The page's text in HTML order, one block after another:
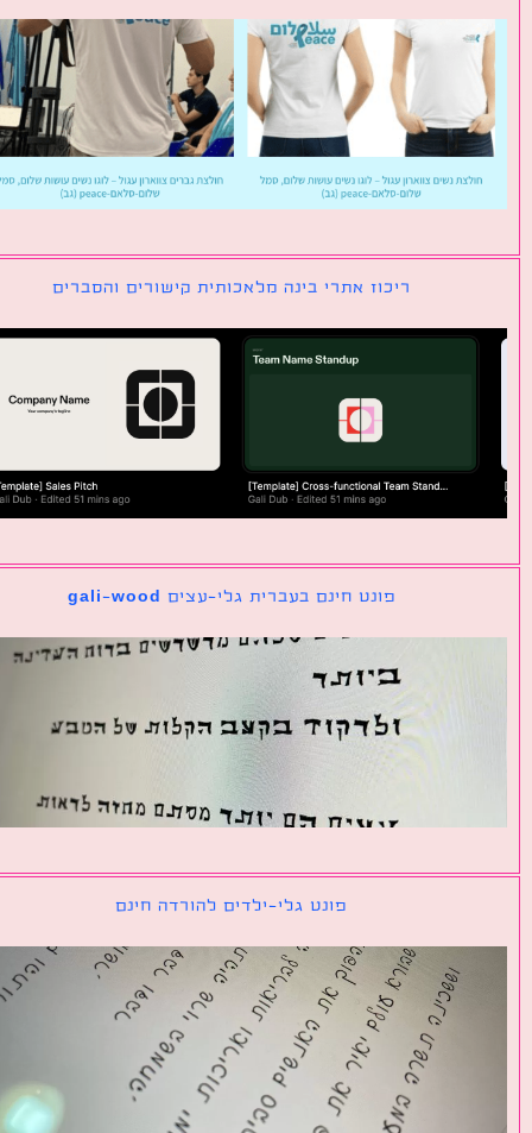
ריכוז אתרי בינה מלאכותית קישורים והסברים
פונט חינם בעברית גלי-עצים gali-wood
פונט גלי-ילדים להורדה חינם